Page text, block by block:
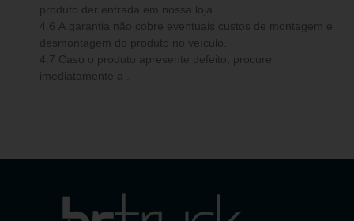
produto der entrada em nossa loja.
4.6 A garantia não cobre eventuais custos de montagem e
desmontagem do produto no veículo.
4.7 Caso o produto apresente defeito, procure
imediatamente a .